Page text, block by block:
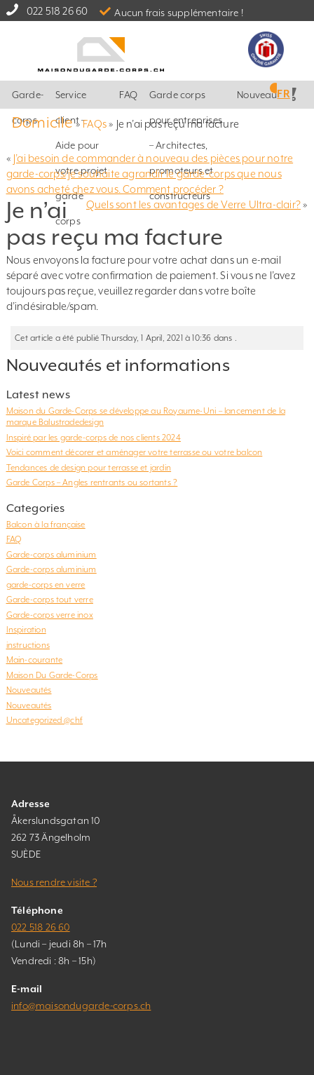
022 518 26 60 Aucun frais supplémentaire !
Garde-
corps
Service
client –
Aide pour
votre projet
garde
corps
FAQ Garde corps
pour entreprises
– Architectes,
promoteurs et
constructeurs
Nouveautés
FR
Domicile»FAQs» Je n’ai pas reçu ma facture
« J’ai besoin de commander à nouveau des pièces pour notre
garde-corps/je souhaite agrandir le garde-corps que nous
avons acheté chez vous. Comment procéder ?
Quels sont les avantages de Verre Ultra-clair?»
Je n’ai
pas reçu ma facture
Nous envoyons la facture pour votre achat dans un e-mail
séparé avec votre confirmation de paiement. Si vous ne l’avez
toujours pas reçue, veuillez regarder dans votre boîte
d’indésirable/spam.
Cet article a été publié Thursday, 1 April, 2021 à 10:36 dans .
Nouveautés et informations
Latest news
Maison du Garde-Corps se développe au Royaume-Uni – lancement de la
marque Balustradedesign
Inspiré par les garde-corps de nos clients 2024
Voici comment décorer et aménager votre terrasse ou votre balcon
Tendances de design pour terrasse et jardin
Garde Corps – Angles rentrants ou sortants ?
Categories
Balcon à la française
FAQ
Garde-corps aluminium
Garde-corps aluminium
garde-corps en verre
Garde-corps tout verre
Garde-corps verre inox
Inspiration
instructions
Main-courante
Maison Du Garde-Corps
Nouveautés
Nouveautés
Uncategorized @chf
Adresse
Åkerslundsgatan 10
262 73 Ängelholm
SUÈDE
Nous rendre visite ?
Téléphone
022 518 26 60
(Lundi – jeudi 8h – 17h
Vendredi : 8h – 15h)
E-mail
info@maisondugarde-corps.ch